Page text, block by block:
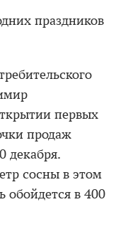
праздников
первых
продаж
декабря.
сосны в этом
обойдется в 400